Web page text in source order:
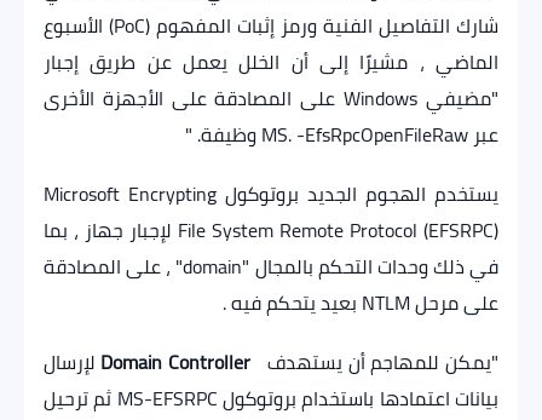
شارك التفاصيل الفنية ورمز إثبات المفهوم (PoC) الأسبوع
الماضي ، مشيرًا إلى أن الخلل يعمل عن طريق إجبار
"مضيفي Windows على المصادقة على الأجهزة الأخرى
عبر MS. -EfsRpcOpenFileRaw وظيفة. "
يستخدم الهجوم الجديد بروتوكول Microsoft Encrypting
File System Remote Protocol (EFSRPC) لإجبار جهاز ، بما
في ذلك وحدات التحكم بالمجال "domain" ، على المصادقة
على مرحل NTLM بعيد يتحكم فيه .
"يمكن للمهاجم أن يستهدفDomain Controller لإرسال
بيانات اعتمادها باستخدام بروتوكول MS-EFSRPC ثم ترحيل